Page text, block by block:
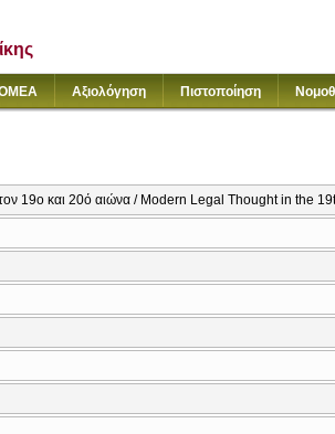
Αξιολόγηση Πιστοποίηση
19ο και 20ό αιώνα / Modern Legal Thought in the